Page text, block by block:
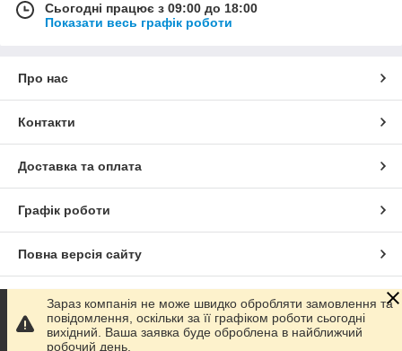
Сьогодні працює з 09:00 до 18:00
Показати весь графік роботи
Про нас
Контакти
Доставка та оплата
Графік роботи
Повна версія сайту
Сайт створено на маркетплейсіProm.ua
Політика конфіденційності
Зараз компанія не може швидко обробляти замовлення та
повідомлення, оскільки за її графіком роботи сьогодні
вихідний. Ваша заявка буде оброблена в найближчий
робочий день.